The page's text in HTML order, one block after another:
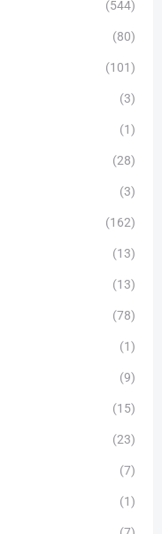
(544)
(80)
(101)
(3)
(1)
(28)
(3)
(162)
(13)
(13)
(78)
(1)
(9)
(15)
(23)
(7)
(1)